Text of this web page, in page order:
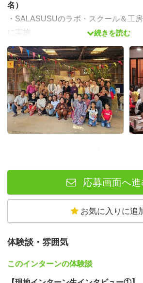
名）
・SALASUSUのラボ・スクール＆工
に実施
・学習プログラム教材および資料の作
業
・カンボジア現地渡航型学習プログラ
ボ・スクール＆工房訪問ツアーの手配
・ラボ・スクール兼工房に併設される
売、その他管理
勤務場所：カンボジア現地（シェムリ
◉SALASUSUが求めるインターン像
下記のような方からのご応募をお待ち
・SALASUSUの哲学や事業に共感し
・教育分野に興味がある
・国際協力分野の勉強をしていて、実
・将来NPO/NGOで働きたい
◉インターンを通じて得られること
続きを読む
応募画面へ進
お気に入りに追
体験談・雰囲気
このインターンの体験談